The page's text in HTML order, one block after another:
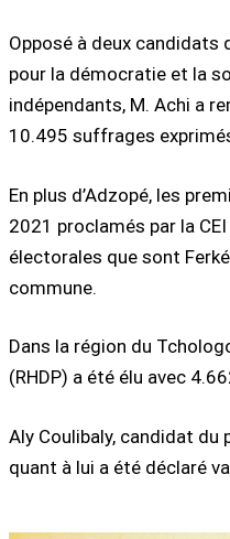
Opposé à deux candidats
pour la démocratie et la
indépendants, M. Achi a
10.495 suffrages
En plus d’Adzopé, les
2021 proclamés par la
électorales que sont
commune.
Dans la région du
(RHDP) a été élu avec
Aly Coulibaly, candidat du
quant à lui a été déclaré